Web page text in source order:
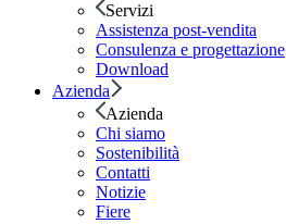
Servizi
Assistenza post-vendita
Consulenza e progettazione
Download
Azienda
Azienda
Chi siamo
Sostenibilità
Contatti
Notizie
Fiere